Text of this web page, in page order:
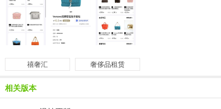
禧奢汇 奢侈品租赁
相关版本